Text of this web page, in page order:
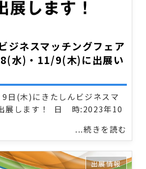
ジネスマッチングフェア
水)・11/9(木)に出展い
日(木)にきたしんビジネスマ
展します！ 日 時:2023年10
...続きを読む
出展情報